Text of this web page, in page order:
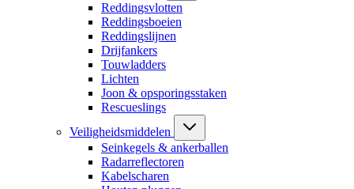
Reddingsvlotten
Reddingsboeien
Reddingslijnen
Drijfankers
Touwladders
Lichten
Joon & opsporingsstaken
Rescueslings
Veiligheidsmiddelen
Seinkegels & ankerballen
Radarreflectoren
Kabelscharen